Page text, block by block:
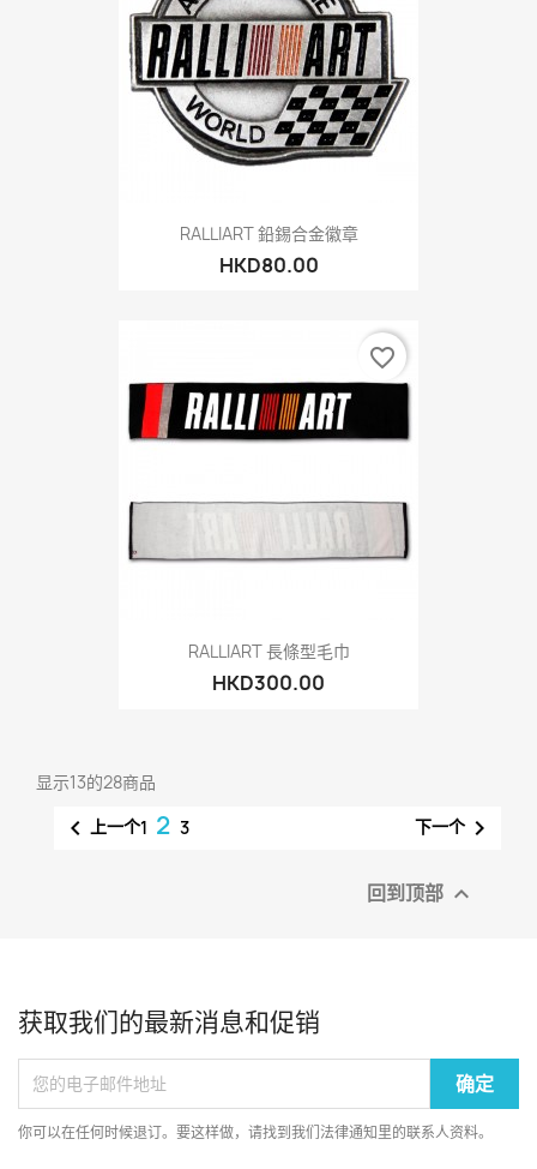
RALLIART 鉛錫合金徽章
HKD80.00
RALLIART 長條型毛巾
HKD300.00
favorite_border
显示13的28商品
 上一个1 2 3 下一个
回到顶部 
获取我们的最新消息和促销
你可以在任何时候退订。要这样做，请找到我们法律通知里的联系人资料。